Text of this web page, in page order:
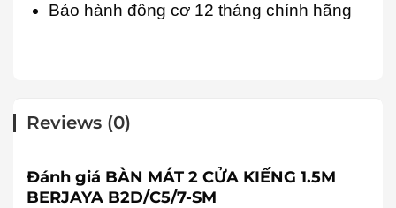
Bảo hành đông cơ 12 tháng chính hãng
Reviews (0)
Đánh giá BÀN MÁT 2 CỬA KIẾNG 1.5M
BERJAYA B2D/C5/7-SM